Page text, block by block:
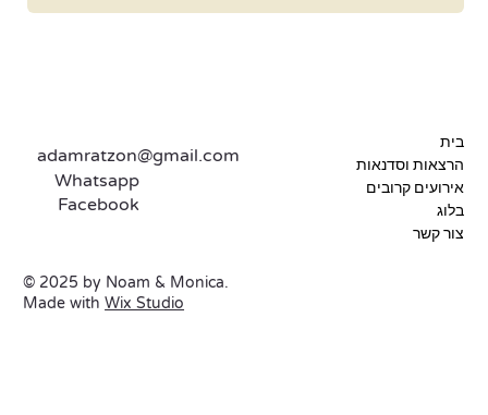
adamratzon@gmail.com
Whatsapp
Facebook
© 2025 by Noam & Monica.
Made withWix Studio
בית
הרצאות וסדנאות
אירועים קרובים
בלוג
צור קשר